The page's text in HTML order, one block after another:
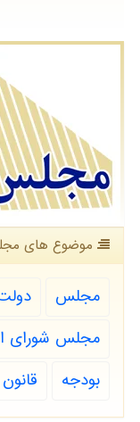
موضوع های
مجلس
مجلس شورای
بودجه
قانون